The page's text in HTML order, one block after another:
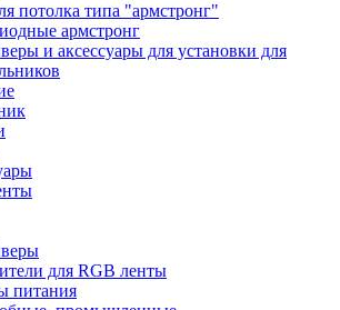
потолка типа "армстронг"
армстронг
и аксессуары для установки для
для RGB ленты
питания